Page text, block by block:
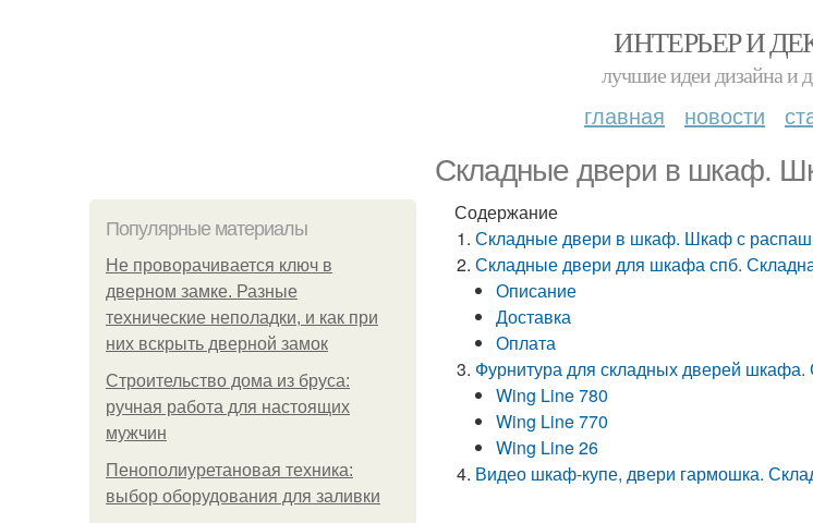
ИНТЕРЬЕР И
лучшие идеи дизайна и
главная новости
Складные двери в шкаф.
Популярные материалы
Не проворачивается ключ в
дверном замке. Разные
технические неполадки, и как при
них вскрыть дверной замок
Строительство дома из бруса:
ручная работа для настоящих
мужчин
Пенополиуретановая техника:
выбор оборудования для заливки
Содержание
Складные двери в шкаф. Шкаф с
Складные двери для шкафа спб.
Описание
Доставка
Оплата
Фурнитура для складных дверей
Wing Line 780
Wing Line 770
Wing Line 26
Видео шкаф-купе, двери гармошка.